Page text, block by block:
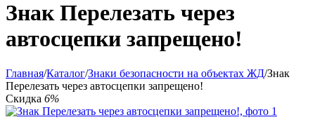
Знак Перелезать через
автосцепки запрещено!
Главная/Каталог/Знаки безопасности на объектах ЖД/Знак
Перелезать через автосцепки запрещено!
Скидка 6%